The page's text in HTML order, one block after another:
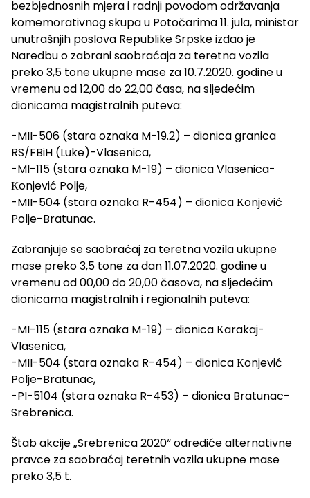
bezbjednosnih mjera i radnji povodom održavanja
komemorativnog skupa u Potočarima 11. jula, ministar
unutrašnjih poslova Republike Srpske izdao je
Naredbu o zabrani saobraćaja za teretna vozila
preko 3,5 tone ukupne mase za 10.7.2020. godine u
vremenu od 12,00 do 22,00 časa, na sljedećim
dionicama magistralnih puteva:
-MII-506 (stara oznaka M-19.2) – dionica granica
RS/FBiH (Luke)-Vlasenica,
-MI-115 (stara oznaka M-19) – dionica Vlasenica-
Кonjević Polje,
-MII-504 (stara oznaka R-454) – dionica Кonjević
Polje-Bratunac.
Zabranjuje se saobraćaj za teretna vozila ukupne
mase preko 3,5 tone za dan 11.07.2020. godine u
vremenu od 00,00 do 20,00 časova, na sljedećim
dionicama magistralnih i regionalnih puteva:
-MI-115 (stara oznaka M-19) – dionica Кarakaj-
Vlasenica,
-MII-504 (stara oznaka R-454) – dionica Кonjević
Polje-Bratunac,
-PI-5104 (stara oznaka R-453) – dionica Bratunac-
Srebrenica.
Štab akcije „Srebrenica 2020“ odrediće alternativne
pravce za saobraćaj teretnih vozila ukupne mase
preko 3,5 t.